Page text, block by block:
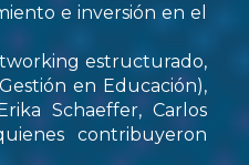
e inversión en el
estructurado,
en Educación),
Schaeffer, Carlos
contribuyeron